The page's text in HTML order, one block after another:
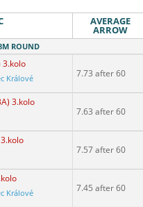
AVERAGE
ARROW
ROUND
3.kolo
Králové 7.73 after 60
3.kolo
7.63 after 60
7.57 after 60
Králové 7.45 after 60